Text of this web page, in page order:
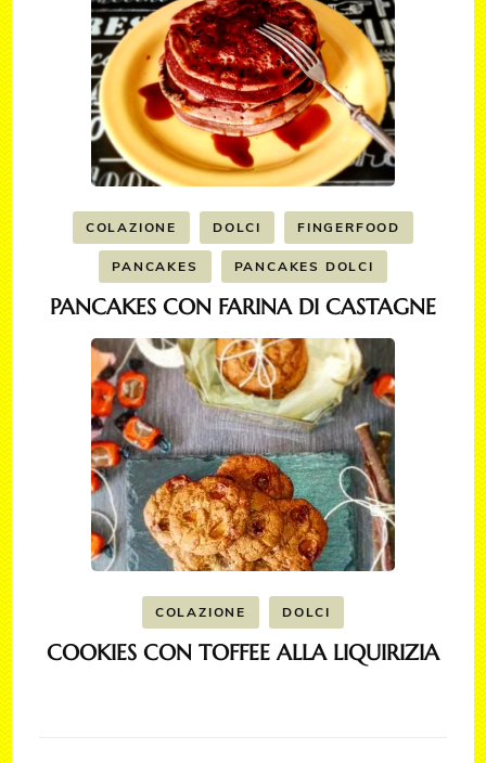
COLAZIONE DOLCI FINGERFOOD
PANCAKES PANCAKES DOLCI
PANCAKES CON FARINA DI CASTAGNE
COLAZIONE DOLCI
COOKIES CON TOFFEE ALLA LIQUIRIZIA